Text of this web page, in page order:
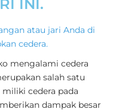
INI.
atau jari Anda di
cedera.
mengalami cedera
salah satu
cedera pada
dampak besar